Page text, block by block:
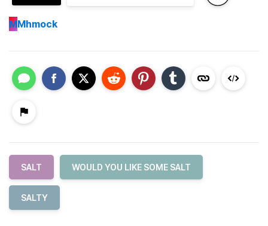
MMhmock
SALT WOULD YOU LIKE SOME SALT
SALTY